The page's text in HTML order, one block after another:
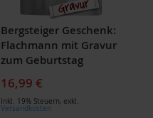
Bergsteiger Geschenk:
Flachmann mit Gravur
zum Geburtstag
16,99 €
Inkl. 19% Steuern, exkl.
Versandkosten